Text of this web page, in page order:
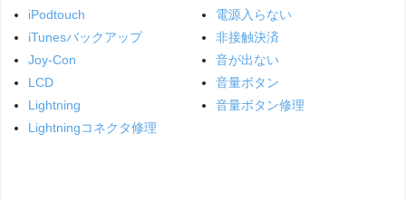
iPodtouch
iTunesバックアップ
Joy-Con
LCD
Lightning
Lightningコネクタ修理
電源入らない
非接触決済
音が出ない
音量ボタン
音量ボタン修理